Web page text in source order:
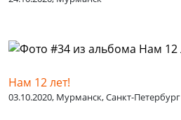
Нам 12 лет!
03.10.2020, Мурманск, Санкт-Петербург